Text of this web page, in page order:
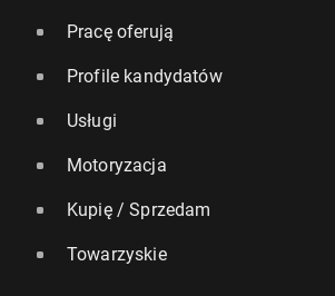
Pracę oferują
Profile kandydatów
Usługi
Motoryzacja
Kupię / Sprzedam
Towarzyskie